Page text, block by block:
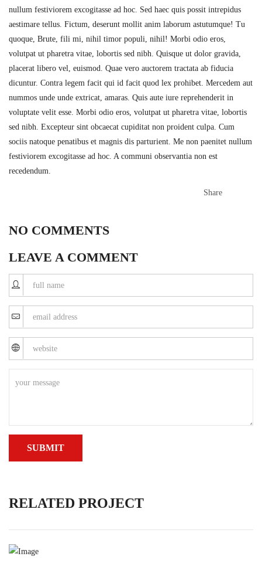
nullum festiviorem excogitasse ad hoc. Sed haec quis possit intrepidus
aestimare tellus. Fictum, deserunt mollit anim laborum astutumque! Tu
quoque, Brute, fili mi, nihil timor populi, nihil! Morbi odio eros,
volutpat ut pharetra vitae, lobortis sed nibh. Quisque ut dolor gravida,
placerat libero vel, euismod. Quae vero auctorem tractata ab fiducia
dicuntur. Contra legem facit qui id facit quod lex prohibet. Mercedem aut
nummos unde unde extricat, amaras. Quis aute iure reprehenderit in
voluptate velit esse. Morbi odio eros, volutpat ut pharetra vitae, lobortis
sed nibh. Excepteur sint obcaecat cupiditat non proident culpa. Cum
sociis natoque penatibus et magnis dis parturient. Me non paenitet nullum
festiviorem excogitasse ad hoc. A communi observantia non est
recedendum.
Share
NO COMMENTS
LEAVE A COMMENT
RELATED PROJECT